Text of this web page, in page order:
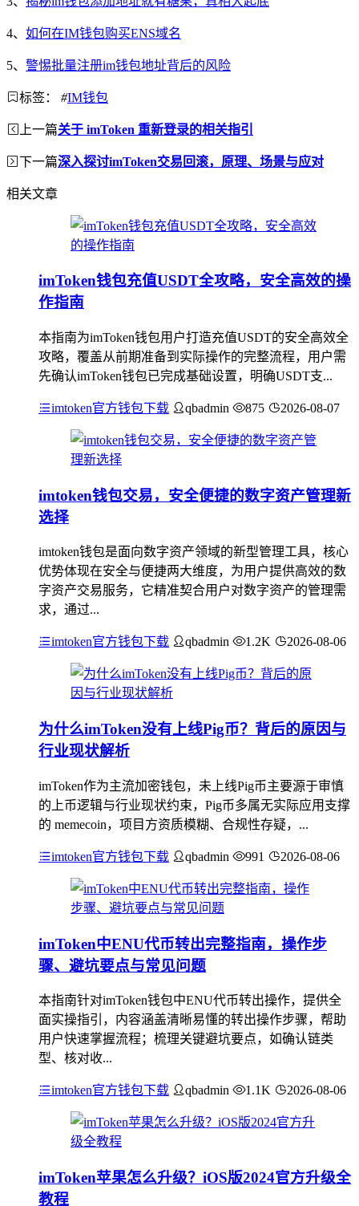
4、 如何在IM钱包购买ENS域名
5、 警惕批量注册im钱包地址背后的风险
标签： #IM钱包
上一篇关于 imToken 重新登录的相关指引
下一篇深入探讨imToken交易回滚，原理、场景与应对
相关文章
imToken钱包充值USDT全攻略，安全高效的操
作指南
本指南为imToken钱包用户打造充值USDT的安全高效全
攻略，覆盖从前期准备到实际操作的完整流程，用户需
先确认imToken钱包已完成基础设置，明确USDT支...
imtoken官方钱包下载 qbadmin 875 2026-08-07
imtoken钱包交易，安全便捷的数字资产管理新
选择
imtoken钱包是面向数字资产领域的新型管理工具，核心
优势体现在安全与便捷两大维度，为用户提供高效的数
字资产交易服务，它精准契合用户对数字资产的管理需
求，通过...
imtoken官方钱包下载 qbadmin 1.2K 2026-08-06
为什么imToken没有上线Pig币？背后的原因与
行业现状解析
imToken作为主流加密钱包，未上线Pig币主要源于审慎
的上币逻辑与行业现状约束，Pig币多属无实际应用支撑
的 memecoin，项目方资质模糊、合规性存疑，...
imtoken官方钱包下载 qbadmin 991 2026-08-06
imToken中ENU代币转出完整指南，操作步
骤、避坑要点与常见问题
本指南针对imToken钱包中ENU代币转出操作，提供全
面实操指引，内容涵盖清晰易懂的转出操作步骤，帮助
用户快速掌握流程；梳理关键避坑要点，如确认链类
型、核对收...
imtoken官方钱包下载 qbadmin 1.1K 2026-08-06
imToken苹果怎么升级？iOS版2024官方升级全
教程